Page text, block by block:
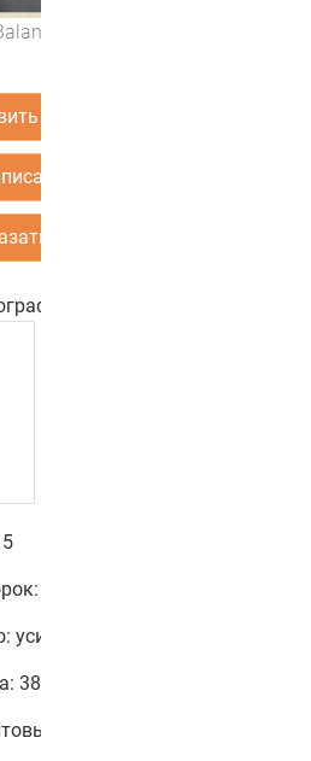
5 (цвет Ясень кремона)
в корзину
нам
звонок
двери
одностворчатые
усиленное
38 мм
двери